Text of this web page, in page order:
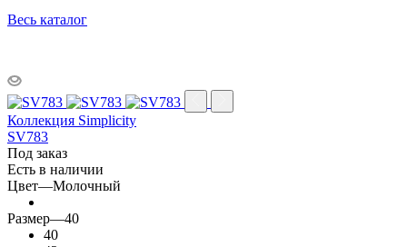
Весь каталог
Коллекция Simplicity
SV783
Под заказ
Есть в наличии
Цвет—Молочный
Размер—40
40